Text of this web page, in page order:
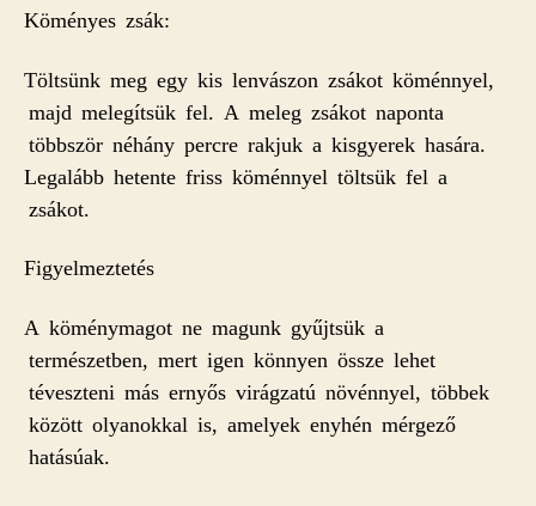
Köményes zsák:
Töltsünk meg egy kis lenvászon zsákot köménnyel,
majd melegítsük fel. A meleg zsákot naponta
többször néhány percre rakjuk a kisgyerek hasára.
Legalább hetente friss köménnyel töltsük fel a
zsákot.
Figyelmeztetés
A köménymagot ne magunk gyűjtsük a
természetben, mert igen könnyen össze lehet
téveszteni más ernyős virágzatú növénnyel, többek
között olyanokkal is, amelyek enyhén mérgező
hatásúak.